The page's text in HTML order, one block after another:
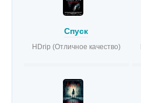
Спуск
HDrip (Отличное качество)